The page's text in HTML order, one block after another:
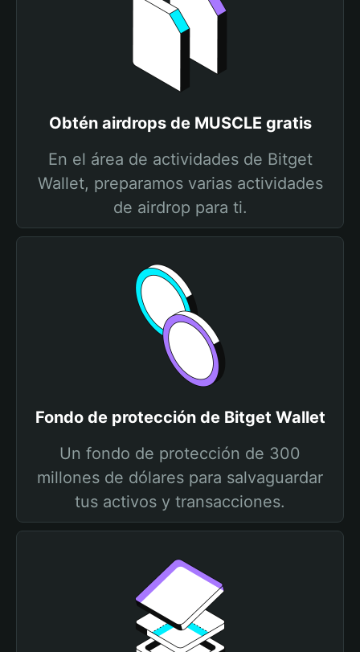
Obtén airdrops de MUSCLE gratis
En el área de actividades de Bitget
Wallet, preparamos varias actividades
de airdrop para ti.
Fondo de protección de Bitget Wallet
Un fondo de protección de 300
millones de dólares para salvaguardar
tus activos y transacciones.